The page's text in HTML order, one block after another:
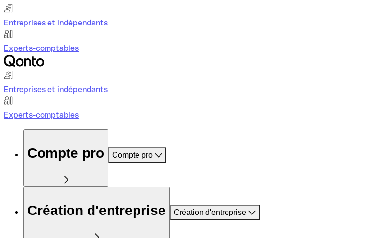
Entreprises et indépendants
Experts-comptables
Entreprises et indépendants
Experts-comptables
Compte pro Compte pro
Création d'entreprise Création d'entreprise